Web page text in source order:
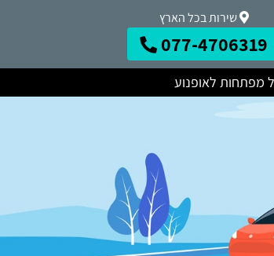
שירות בכל הארץ
077-4706319
מפתחות לאופנוע